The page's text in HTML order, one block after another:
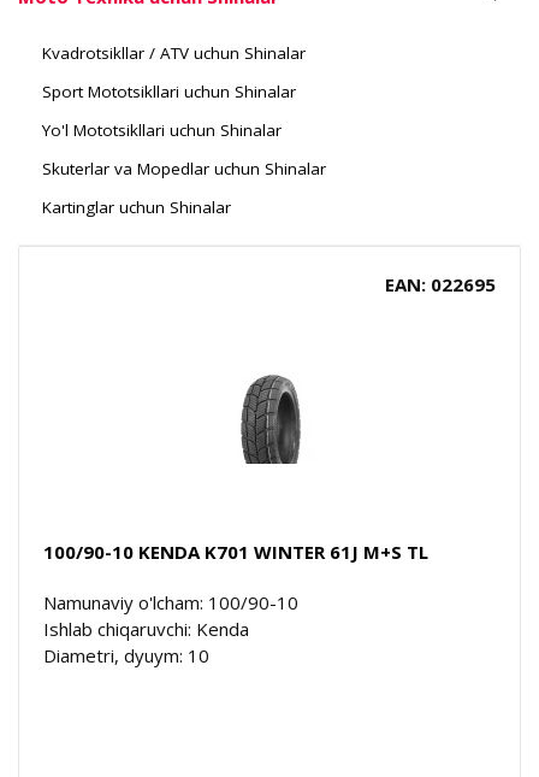
Kvadrotsikllar / ATV uchun Shinalar
Sport Mototsikllari uchun Shinalar
Yo'l Mototsikllari uchun Shinalar
Skuterlar va Mopedlar uchun Shinalar
Kartinglar uchun Shinalar
EAN: 022695
100/90-10 KENDA K701 WINTER 61J M+S TL
Namunaviy o'lcham: 100/90-10
Ishlab chiqaruvchi: Kenda
Diametri, dyuym: 10